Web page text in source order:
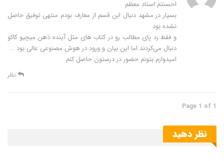
جهت بزرگنمایی عکس نوشته موضوع و مسائل
فلسفه ذهن روی تصویر کلیک کنید:
احسنتم استاد معظم
بسیار در مشهد دنبال ابن قسم از معارف بودم منتهی توفیق حاصل
نشده بود
و فقط رد پای مطالب رو در کتاب های مثل آینده ذهن میچیو کاکو
دنبال می‌کردند اما این بیان و ورود در هوش مصنوعی عالی بود ….
امیدوارم بتونم حضور در درستون حاصل کنم
نظر
Page 1 of 1
نظر دهید